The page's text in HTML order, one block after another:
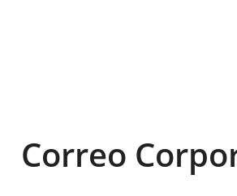
Correo